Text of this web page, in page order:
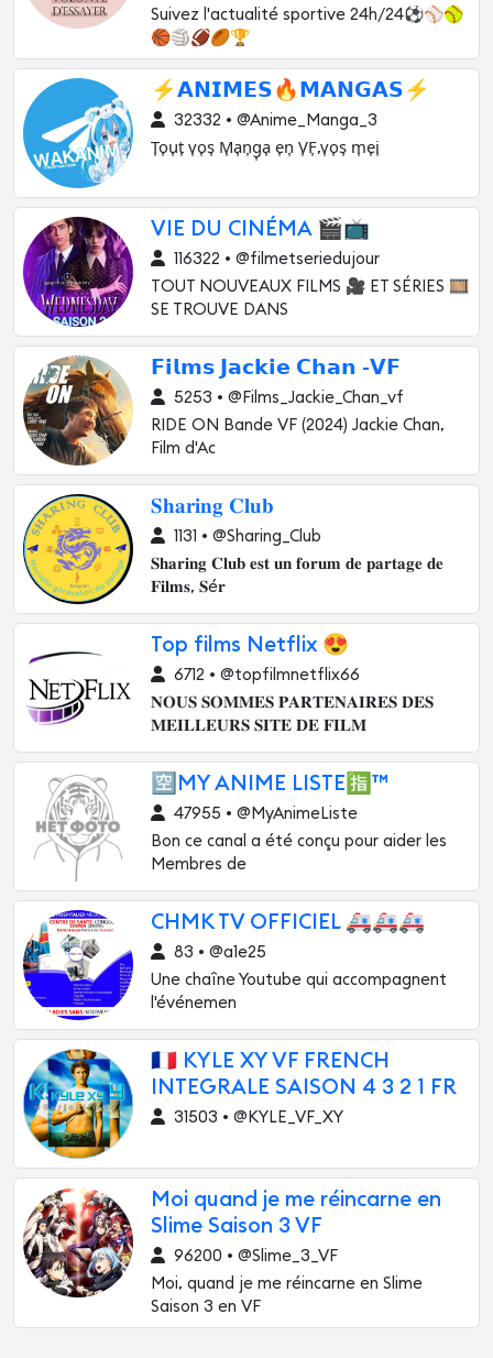
Suivez l'actualité sportive 24h/24⚽⚾🥎
🏀🏐🏈🏉🏆
⚡𝗔𝗡𝗜𝗠𝗘𝗦🔥𝗠𝗔𝗡𝗚𝗔𝗦⚡
32332 • @Anime_Manga_3
T͎o͎u͎t͎ v͎o͎s͎ M͎a͎n͎g͎a͎ e͎n͎ V͎F͎,v͎o͎s͎ m͎e͎i͎
VIE DU CINÉMA 🎬📺
116322 • @filmetseriedujour
TOUT NOUVEAUX FILMS 🎥 ET SÉRIES 🎞️
SE TROUVE DANS
𝗙𝗶𝗹𝗺𝘀 𝗝𝗮𝗰𝗸𝗶𝗲 𝗖𝗵𝗮𝗻 -𝗩𝗙
5253 • @Films_Jackie_Chan_vf
RIDE ON Bande VF (2024) Jackie Chan,
Film d'Ac
𝐒𝐡𝐚𝐫𝐢𝐧𝐠 𝐂𝐥𝐮𝐛
1131 • @Sharing_Club
𝐒𝐡𝐚𝐫𝐢𝐧𝐠 𝐂𝐥𝐮𝐛 𝐞𝐬𝐭 𝐮𝐧 𝐟𝐨𝐫𝐮𝐦 𝐝𝐞 𝐩𝐚𝐫𝐭𝐚𝐠𝐞 𝐝𝐞
𝐅𝐢𝐥𝐦𝐬, 𝐒é𝐫
Top films Netflix 😍
6712 • @topfilmnetflix66
𝐍𝐎𝐔𝐒 𝐒𝐎𝐌𝐌𝐄𝐒 𝐏𝐀𝐑𝐓𝐄𝐍𝐀𝐈𝐑𝐄𝐒 𝐃𝐄𝐒
𝐌𝐄𝐈𝐋𝐋𝐄𝐔𝐑𝐒 𝐒𝐈𝐓𝐄 𝐃𝐄 𝐅𝐈𝐋𝐌
🈳MY ANIME LISTE🈯™️
47955 • @MyAnimeListe
Bon ce canal a été conçu pour aider les
Membres de
CHMK TV OFFICIEL 🚑🚑🚑
83 • @a1e25
Une chaîne Youtube qui accompagnent
l'événemen
🇫🇷 KYLE XY VF FRENCH
INTEGRALE SAISON 4 3 2 1 FR
31503 • @KYLE_VF_XY
Moi quand je me réincarne en
Slime Saison 3 VF
96200 • @Slime_3_VF
Moi, quand je me réincarne en Slime
Saison 3 en VF